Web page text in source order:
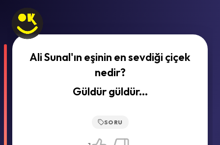
Ali Sunal'ın eşinin en sevdiği çiçek
nedir?
Güldür güldür...
SORU